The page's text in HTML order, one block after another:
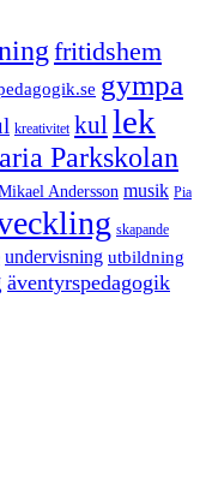
fritidshem
gympa
kreativitet kul lek
Parkskolan
Andersson musik Pia
skapande
undervisning utbildning
äventyrspedagogik